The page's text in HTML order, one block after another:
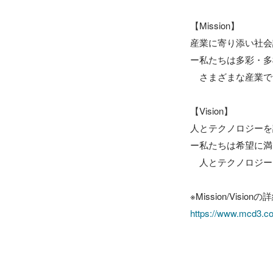
【Mission】
産業に寄り添い社
ー私たちは多彩・
さまざまな産業
【Vision】
人とテクノロジー
ー私たちは希望に
人とテクノロジ
https://